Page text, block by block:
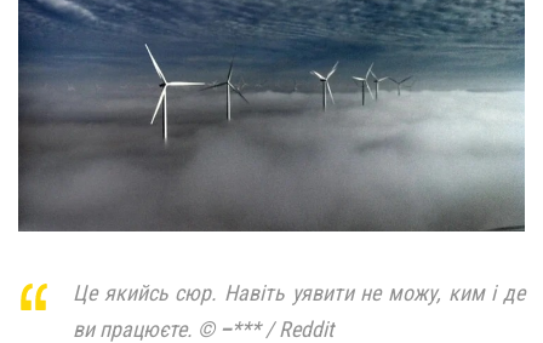
Це якийсь сюр. Навіть уявити не можу, ким і де
ви працюєте. © –*** / Reddit